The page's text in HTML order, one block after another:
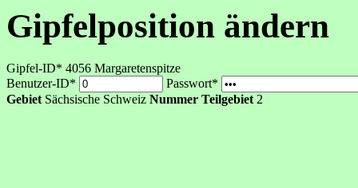
Gipfelposition ändern
Gipfel-ID* 4056 Margaretenspitze
Benutzer-ID*
Passwort*
Gebiet Sächsische Schweiz Nummer Teilgebiet 2